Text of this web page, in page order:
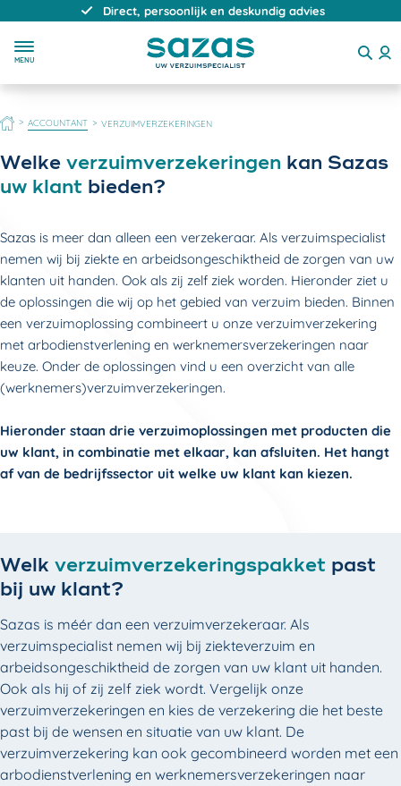
Direct, persoonlijk en deskundig advies
MENU
HOME ACCOUNTANT VERZUIMVERZEKERINGEN
Welke verzuimverzekeringen kan Sazas
uw klant bieden?
Sazas is meer dan alleen een verzekeraar. Als verzuimspecialist
nemen wij bij ziekte en arbeidsongeschiktheid de zorgen van uw
klanten uit handen. Ook als zij zelf ziek worden. Hieronder ziet u
de oplossingen die wij op het gebied van verzuim bieden. Binnen
een verzuimoplossing combineert u onze verzuimverzekering
met arbodienstverlening en werknemersverzekeringen naar
keuze. Onder de oplossingen vind u een overzicht van alle
(werknemers)verzuimverzekeringen.
Hieronder staan drie verzuimoplossingen met producten die
uw klant, in combinatie met elkaar, kan afsluiten. Het hangt
af van de bedrijfssector uit welke uw klant kan kiezen.
Welk verzuimverzekeringspakket past
bij uw klant?
Sazas is méér dan een verzuimverzekeraar. Als
verzuimspecialist nemen wij bij ziekteverzuim en
arbeidsongeschiktheid de zorgen van uw klant uit handen.
Ook als hij of zij zelf ziek wordt. Vergelijk onze
verzuimverzekeringen en kies de verzekering die het beste
past bij de wensen en situatie van uw klant. De
verzuimverzekering kan ook gecombineerd worden met een
arbodienstverlening en werknemersverzekeringen naar